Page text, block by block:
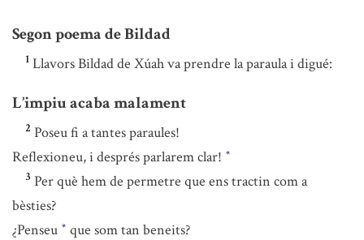
Segon poema de Bildad
1 Llavors Bildad de Xúah va prendre la paraula i digué:
L’impiu acaba malament
2 Poseu fi a tantes paraules!
Reflexioneu, i després parlarem clar! *
3 Per què hem de permetre que ens tractin com a
bèsties?
¿Penseu * que som tan beneits?